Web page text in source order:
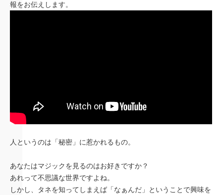
報をお伝えします。
人というのは「秘密」に惹かれるもの。
あなたはマジックを見るのはお好きですか？
あれって不思議な世界ですよね。
しかし、タネを知ってしまえば「なぁんだ」ということで興味を